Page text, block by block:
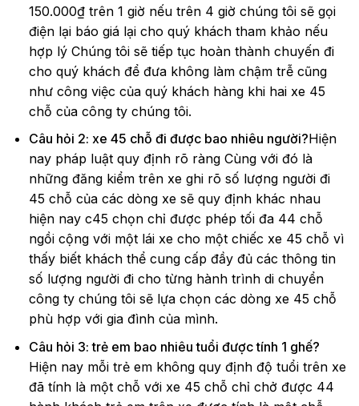
150.000₫ trên 1 giờ nếu trên 4 giờ chúng tôi sẽ gọi
điện lại báo giá lại cho quý khách tham khảo nếu
hợp lý Chúng tôi sẽ tiếp tục hoàn thành chuyến đi
cho quý khách để đưa không làm chậm trễ cũng
như công việc của quý khách hàng khi hai xe 45
chỗ của công ty chúng tôi.
Câu hỏi 2: xe 45 chỗ đi được bao nhiêu người?Hiện
nay pháp luật quy định rõ ràng Cùng với đó là
những đăng kiểm trên xe ghi rõ số lượng người đi
45 chỗ của các dòng xe sẽ quy định khác nhau
hiện nay c45 chọn chỉ được phép tối đa 44 chỗ
ngồi cộng với một lái xe cho một chiếc xe 45 chỗ vì
thấy biết khách thể cung cấp đầy đủ các thông tin
số lượng người đi cho từng hành trình di chuyển
công ty chúng tôi sẽ lựa chọn các dòng xe 45 chỗ
phù hợp với gia đình của mình.
Câu hỏi 3: trẻ em bao nhiêu tuổi được tính 1 ghế?
Hiện nay mỗi trẻ em không quy định độ tuổi trên xe
đã tính là một chỗ với xe 45 chỗ chỉ chở được 44